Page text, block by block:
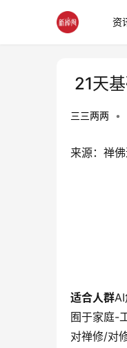
资
21天
三三两两 •
来源：禅
适合人群
囿于家庭-
对禅修/对